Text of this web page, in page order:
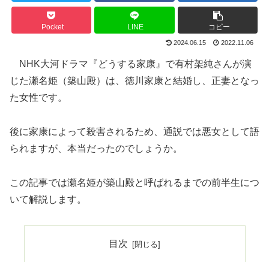
Pocket LINE コピー
2024.06.15 2022.11.06
NHK大河ドラマ『どうする家康』で有村架純さんが演
じた瀬名姫（築山殿）は、徳川家康と結婚し、正妻となっ
た女性です。
後に家康によって殺害されるため、通説では悪女として語
られますが、本当だったのでしょうか。
この記事では瀬名姫が築山殿と呼ばれるまでの前半生につ
いて解説します。
目次